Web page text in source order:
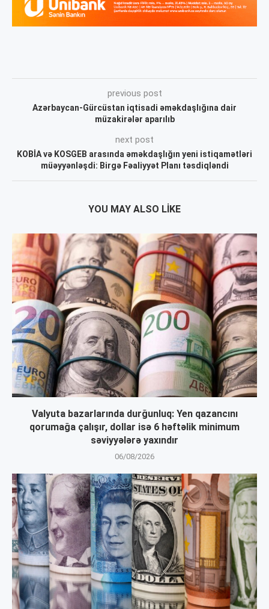
previous post
Azərbaycan-Gürcüstan iqtisadi əməkdaşlığına dair
müzakirələr aparılıb
next post
KOBİA və KOSGEB arasında əməkdaşlığın yeni istiqamətləri
müəyyənləşdi: Birgə Fəaliyyət Planı təsdiqləndi
YOU MAY ALSO LIKE
Valyuta bazarlarında durğunluq: Yen qazancını
qorumağa çalışır, dollar isə 6 həftəlik minimum
səviyyələrə yaxındır
06/08/2026